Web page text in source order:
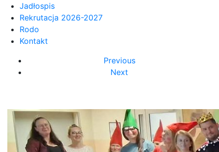
Jadłospis
Rekrutacja 2026-2027
Rodo
Kontakt
Previous
Next